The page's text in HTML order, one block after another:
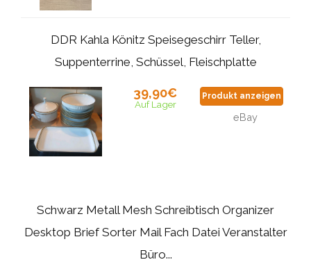
DDR Kahla Könitz Speisegeschirr Teller,
Suppenterrine, Schüssel, Fleischplatte
39,90€
Auf Lager
Produkt anzeigen
eBay
Schwarz Metall Mesh Schreibtisch Organizer
Desktop Brief Sorter Mail Fach Datei Veranstalter
Büro...